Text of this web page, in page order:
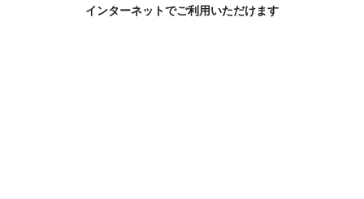
インターネットでご利用いただけます